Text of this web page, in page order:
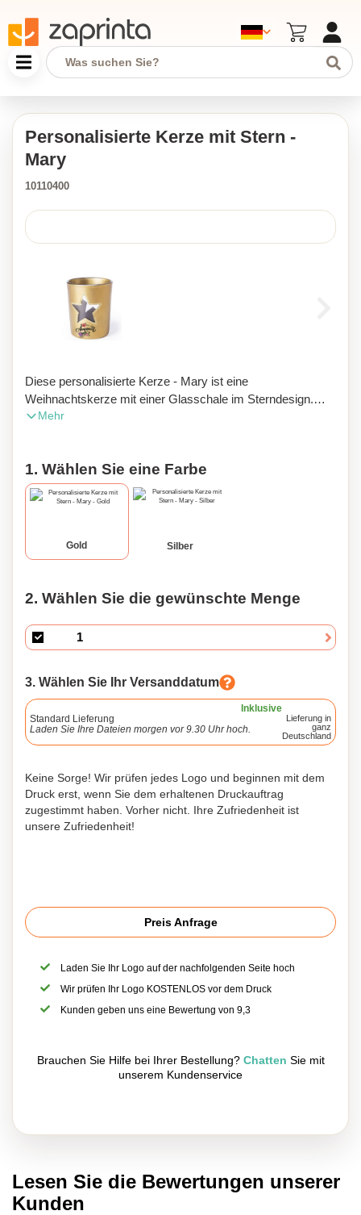
Personalisierte Kerze mit Stern -
Mary
10110400
Diese personalisierte Kerze - Mary ist eine
Weihnachtskerze mit einer Glasschale im Sterndesign.
Präsentiert in einer individuellen PVC-Box.
Mehr
1. Wählen Sie eine Farbe
Gold Silber
2. Wählen Sie die gewünschte Menge
3. Wählen Sie Ihr Versanddatum
Inklusive
Standard Lieferung
Laden Sie Ihre Dateien morgen vor 9.30 Uhr hoch.
Lieferung in
ganz
Deutschland
Keine Sorge! Wir prüfen jedes Logo und beginnen mit dem
Druck erst, wenn Sie dem erhaltenen Druckauftrag
zugestimmt haben. Vorher nicht. Ihre Zufriedenheit ist
unsere Zufriedenheit!
Preis Anfrage
Laden Sie Ihr Logo auf der nachfolgenden Seite hoch
Wir prüfen Ihr Logo KOSTENLOS vor dem Druck
Kunden geben uns eine Bewertung von 9,3
Brauchen Sie Hilfe bei Ihrer Bestellung? Chatten Sie mit
unserem Kundenservice
Lesen Sie die Bewertungen unserer
Kunden